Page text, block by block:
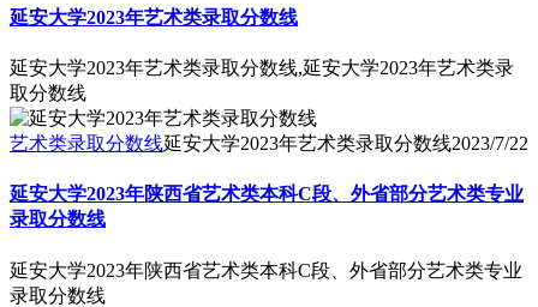
延安大学2023年艺术类录取分数线
延安大学2023年艺术类录取分数线,延安大学2023年艺术类录
取分数线
艺术类录取分数线延安大学2023年艺术类录取分数线2023/7/22
延安大学2023年陕西省艺术类本科C段、外省部分艺术类专业
录取分数线
延安大学2023年陕西省艺术类本科C段、外省部分艺术类专业
录取分数线